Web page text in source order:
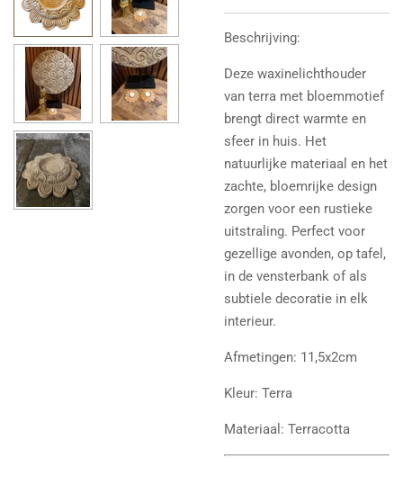
Beschrijving:
Deze waxinelichthouder
van terra met bloemmotief
brengt direct warmte en
sfeer in huis. Het
natuurlijke materiaal en het
zachte, bloemrijke design
zorgen voor een rustieke
uitstraling. Perfect voor
gezellige avonden, op tafel,
in de vensterbank of als
subtiele decoratie in elk
interieur.
Afmetingen: 11,5x2cm
Kleur: Terra
Materiaal: Terracotta